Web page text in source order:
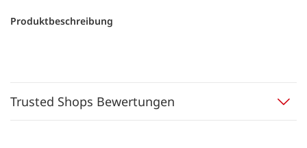
Produktbeschreibung
Trusted Shops Bewertungen